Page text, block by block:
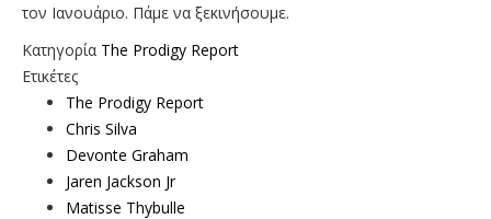
τον Ιανουάριο. Πάμε να ξεκινήσουμε.
Κατηγορία The Prodigy Report
Ετικέτες
The Prodigy Report
Chris Silva
Devonte Graham
Jaren Jackson Jr
Matisse Thybulle